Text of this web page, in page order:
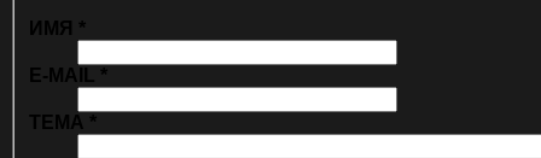
ИМЯ *
E-MAIL *
ТЕМА *